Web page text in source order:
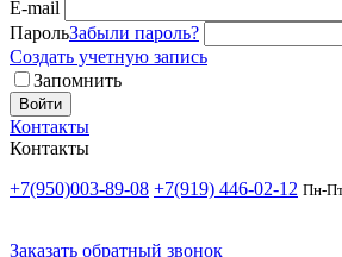
E-mail
ПарольЗабыли пароль?
Создать учетную запись
Запомнить
Войти
Контакты
Контакты
+7(950)003-89-08 +7(919) 446-02-12 Пн-
Заказать обратный звонок